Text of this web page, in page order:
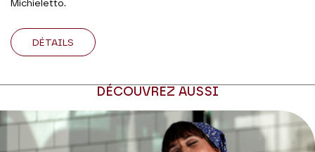
Michieletto.
DÉTAILS
DÉCOUVREZ AUSSI